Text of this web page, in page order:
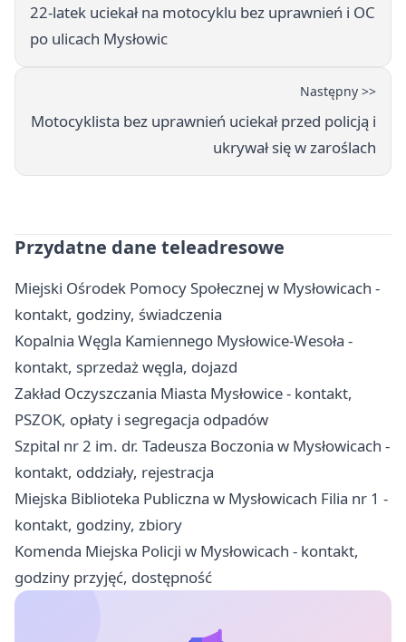
22-latek uciekał na motocyklu bez uprawnień i OC
po ulicach Mysłowic
Następny >>
Motocyklista bez uprawnień uciekał przed policją i
ukrywał się w zaroślach
Przydatne dane teleadresowe
Miejski Ośrodek Pomocy Społecznej w Mysłowicach -
kontakt, godziny, świadczenia
Kopalnia Węgla Kamiennego Mysłowice-Wesoła -
kontakt, sprzedaż węgla, dojazd
Zakład Oczyszczania Miasta Mysłowice - kontakt,
PSZOK, opłaty i segregacja odpadów
Szpital nr 2 im. dr. Tadeusza Boczonia w Mysłowicach -
kontakt, oddziały, rejestracja
Miejska Biblioteka Publiczna w Mysłowicach Filia nr 1 -
kontakt, godziny, zbiory
Komenda Miejska Policji w Mysłowicach - kontakt,
godziny przyjęć, dostępność